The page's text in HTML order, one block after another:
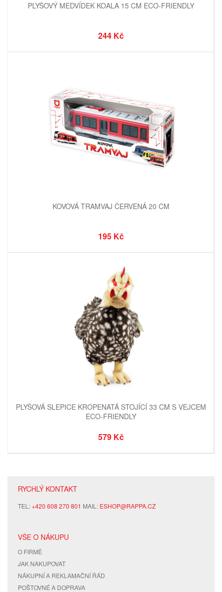
PLYŠOVÝ MEDVÍDEK KOALA 15 CM ECO-FRIENDLY
244 Kč
KOVOVÁ TRAMVAJ ČERVENÁ 20 CM
195 Kč
PLYŠOVÁ SLEPICE KROPENATÁ STOJÍCÍ 33 CM S VEJCEM
ECO-FRIENDLY
579 Kč
RYCHLÝ KONTAKT
TEL:+420 608 270 801 MAIL: ESHOP@RAPPA.CZ
VŠE O NÁKUPU
O FIRMĚ
JAK NAKUPOVAT
NÁKUPNÍ A REKLAMAČNÍ ŘÁD
POŠTOVNÉ A DOPRAVA